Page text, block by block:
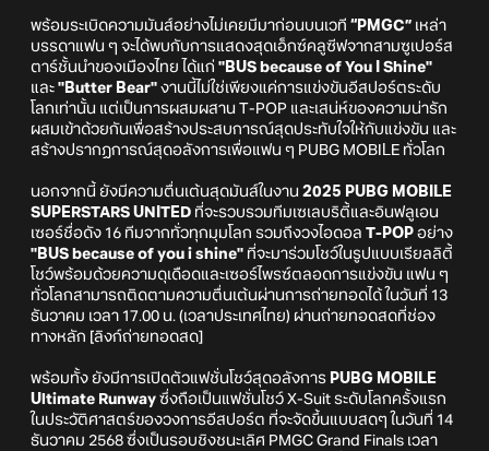
พร้อมระเบิดความมันส์อย่างไม่เคยมีมาก่อนบนเวที “PMGC” เหล่า
บรรดาแฟน ๆ จะได้พบกับการแสดงสุดเอ็กซ์คลูซีฟจากสามซูเปอร์ส
ตาร์ชั้นนำของเมืองไทย ได้แก่ "BUS because of You I Shine"
และ "Butter Bear" งานนี้ไม่ใช่เพียงแค่การแข่งขันอีสปอร์ตระดับ
โลกเท่านั้น แต่เป็นการผสมผสาน T-POP และเสน่ห์ของความน่ารัก
ผสมเข้าด้วยกันเพื่อสร้างประสบการณ์สุดประทับใจให้กับแข่งขัน และ
สร้างปรากฏการณ์สุดอลังการเพื่อแฟน ๆ PUBG MOBILE ทั่วโลก
นอกจากนี้ ยังมีความตื่นเต้นสุดมันส์ในงาน 2025 PUBG MOBILE
SUPERSTARS UNITED ที่จะรวบรวมทีมเซเลบริตี้และอินฟลูเอน
เซอร์ชื่อดัง 16 ทีมจากทั่วทุกมุมโลก รวมถึงวงไอดอล T-POP อย่าง
"BUS because of you i shine" ที่จะมาร่วมโชว์ในรูปแบบเรียลลิตี้
โชว์พร้อมด้วยความดุเดือดและเซอร์ไพรซ์ตลอดการแข่งขัน แฟน ๆ
ทั่วโลกสามารถติดตามความตื่นเต้นผ่านการถ่ายทอดได้ ในวันที่ 13
ธันวาคม เวลา 17.00 น. (เวลาประเทศไทย) ผ่านถ่ายทอดสดที่ช่อง
ทางหลัก [ลิงก์ถ่ายทอดสด]
พร้อมทั้ง ยังมีการเปิดตัวแฟชั่นโชว์สุดอลังการ PUBG MOBILE
Ultimate Runway ซึ่งถือเป็นแฟชั่นโชว์ X-Suit ระดับโลกครั้งแรก
ในประวัติศาสตร์ของวงการอีสปอร์ต ที่จะจัดขึ้นแบบสดๆ ในวันที่ 14
ธันวาคม 2568 ซึ่งเป็นรอบชิงชนะเลิศ PMGC Grand Finals เวลา